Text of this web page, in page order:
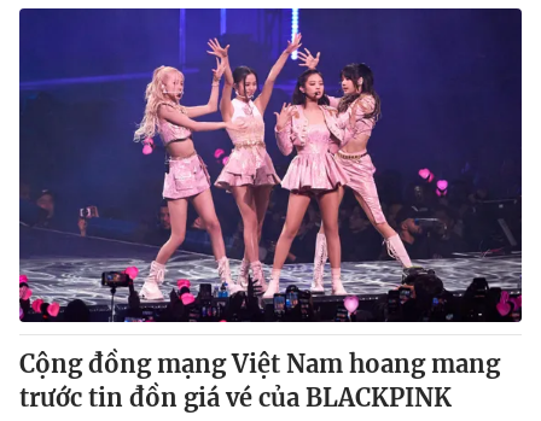
Pháp luật
Y tế
Tin tức
Thế giới đó đây
Câu chuyện quốc tế
Kinh tế
Tài chính
Thị trường
Góc doanh nghiệp
Dữ liệu và đời sống
Truyền hình
Cộng đồng mạng Việt Nam hoang mang
trước tin đồn giá vé của BLACKPINK